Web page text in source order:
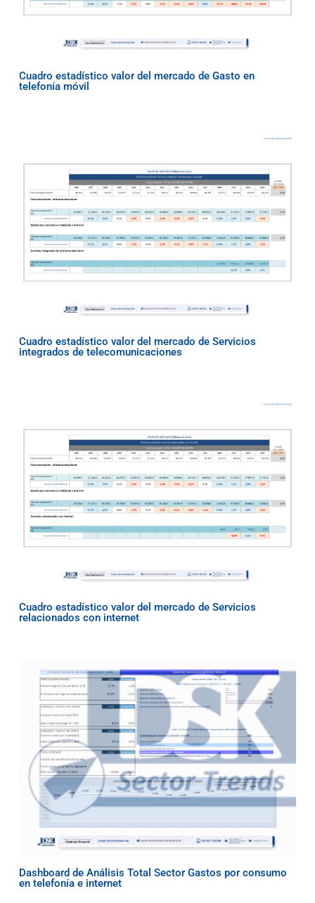
Cuadro estadístico valor del mercado de Gasto en
telefonía móvil
Cuadro estadístico valor del mercado de Servicios
integrados de telecomunicaciones
Cuadro estadístico valor del mercado de Servicios
relacionados con internet
Dashboard de Análisis Total Sector Gastos por consumo
en telefonía e internet